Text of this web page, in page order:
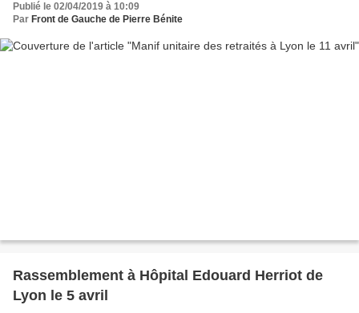
Publié le 02/04/2019 à 10:09
Par Front de Gauche de Pierre Bénite
Rassemblement à Hôpital Edouard Herriot de
Lyon le 5 avril